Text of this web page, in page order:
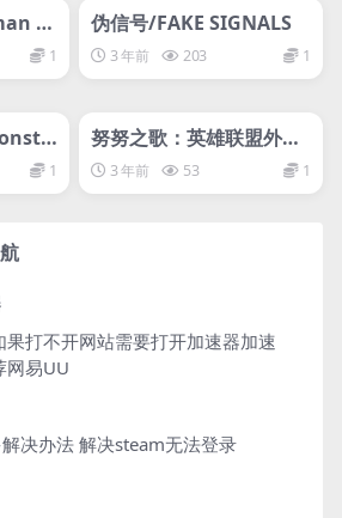
W
1
网盘下载游戏
伪信号/FAKE SIGNALS
3 年前 203 1
载游戏
1
网盘下载游戏
努努之歌：英雄联盟外传/
Song of Nunu: A Leagu
e of Legends Story
3 年前 53 1
果打不开网站需要打开加速器加速
网易UU
决办法 解决steam无法登录